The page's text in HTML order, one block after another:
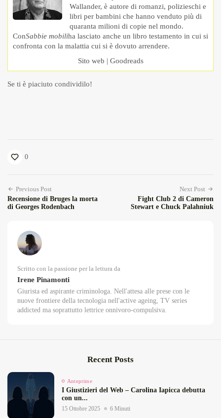
Wallander, è autore di romanzi, polizieschi e
libri per bambini che hanno venduto più di
quaranta milioni di copie nel mondo.
ConSabbie mobiliha lasciato anche un libro testamento in cui si
confronta con la malattia cui si è dovuto arrendere.
Sito web | Goodreads
Se ti è piaciuto condividilo!
0
Previous Post
Recensione di Bruges la morta
di Georges Rodenbach
Next Post
Fight Club 2 di Cameron
Stewart e Chuck Palahniuk
Scritto con la passione per la lettura da
Irene Pinamonti
Giurista ed aspirante criminologa. Nell'attesa alle prese con le
nuove frontiere della tecnologia nell'active ageing, TV series
addicted ma soprattutto lettrice onnivoro-compulsiva.
Recent Posts
Anteprime
I Giustizieri del Web – Carolina Iapicca debutta
con un...
15 Ottobre 2025 6 Minuti